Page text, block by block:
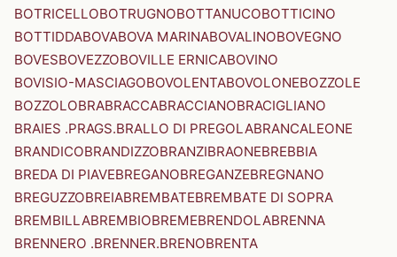
BOTRICELLOBOTRUGNOBOTTANUCOBOTTICINO
BOTTIDDABOVABOVA MARINABOVALINOBOVEGNO
BOVESBOVEZZOBOVILLE ERNICABOVINO
BOVISIO-MASCIAGOBOVOLENTABOVOLONEBOZZOLE
BOZZOLOBRABRACCABRACCIANOBRACIGLIANO
BRAIES .PRAGS.BRALLO DI PREGOLABRANCALEONE
BRANDICOBRANDIZZOBRANZIBRAONEBREBBIA
BREDA DI PIAVEBREGANOBREGANZEBREGNANO
BREGUZZOBREIABREMBATEBREMBATE DI SOPRA
BREMBILLABREMBIOBREMEBRENDOLABRENNA
BRENNERO .BRENNER.BRENOBRENTA